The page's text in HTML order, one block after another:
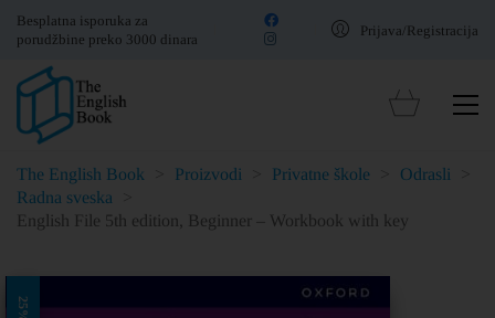
Besplatna isporuka za
porudžbine preko 3000 dinara
Prijava/Registracija
The English Book Proizvodi Privatne škole Odrasli
Radna sveska
English File 5th edition, Beginner – Workbook with key
25%